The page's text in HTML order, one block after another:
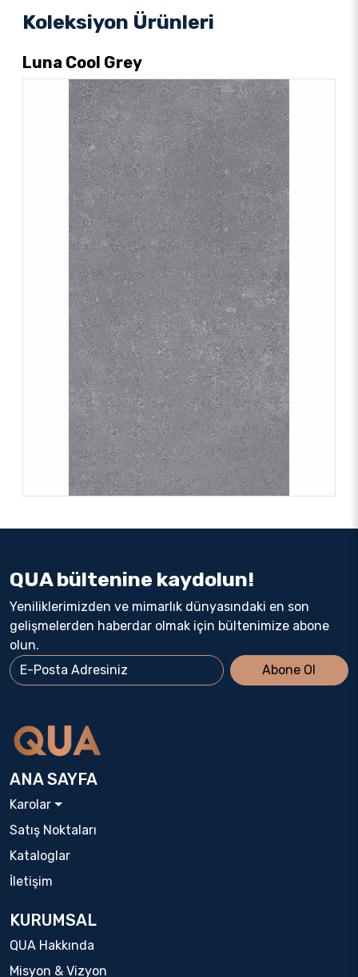
Koleksiyon Ürünleri
Luna Cool Grey
QUA bültenine kaydolun!
Yeniliklerimizden ve mimarlık dünyasındaki en son
gelişmelerden haberdar olmak için bültenimize abone
olun.
Abone Ol
ANA SAYFA
Karolar
Satış Noktaları
Kataloglar
İletişim
KURUMSAL
QUA Hakkında
Misyon & Vizyon